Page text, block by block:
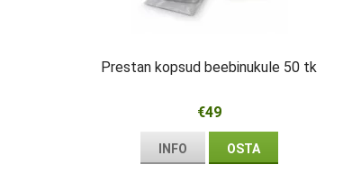
Prestan kopsud beebinukule 50 tk
€49
INFO OSTA